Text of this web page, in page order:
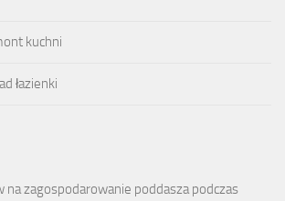
kuchni
łazienki
na zagospodarowanie poddasza podczas